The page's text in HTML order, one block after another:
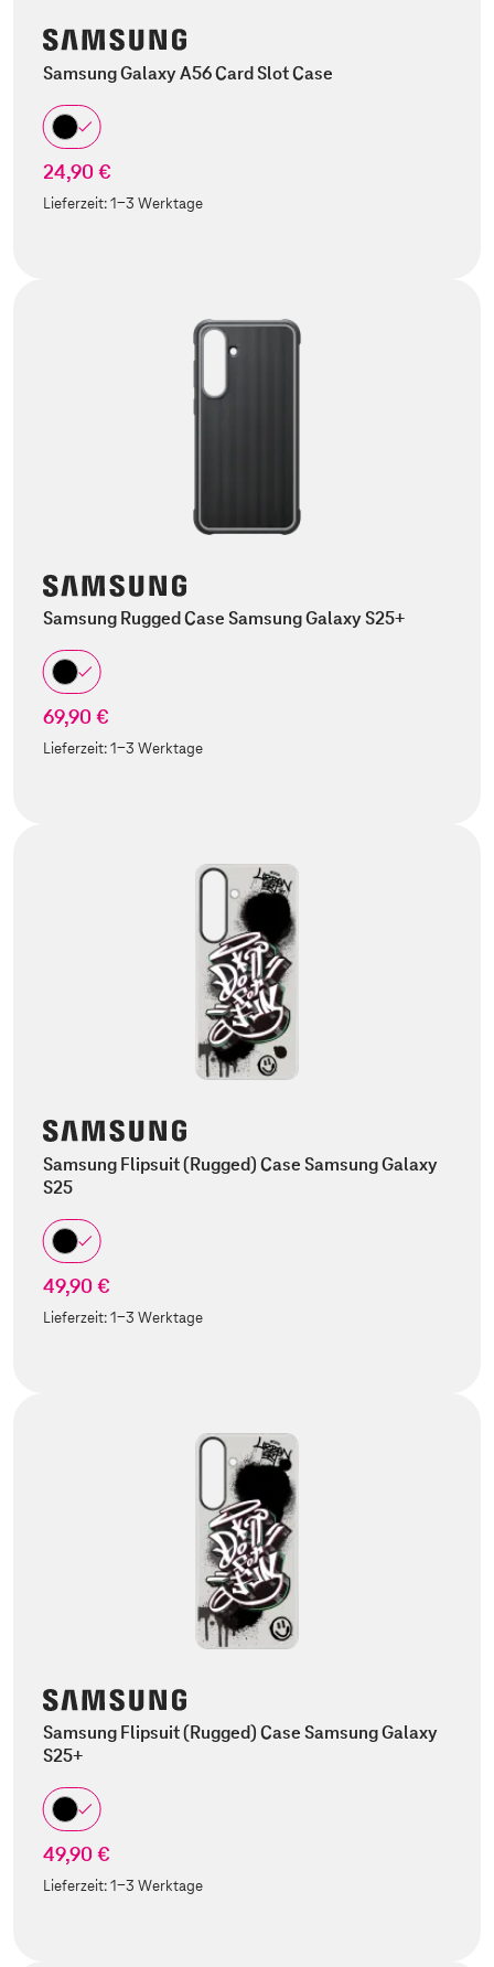
Samsung Galaxy A56 Card Slot Case
24,90 €
Lieferzeit:1-3 Werktage
Samsung Rugged Case Samsung Galaxy S25+
69,90 €
Lieferzeit:1-3 Werktage
Samsung Flipsuit (Rugged) Case Samsung Galaxy
S25
49,90 €
Lieferzeit:1-3 Werktage
Samsung Flipsuit (Rugged) Case Samsung Galaxy
S25+
49,90 €
Lieferzeit:1-3 Werktage